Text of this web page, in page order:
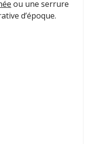
ou une serrure
d’époque.